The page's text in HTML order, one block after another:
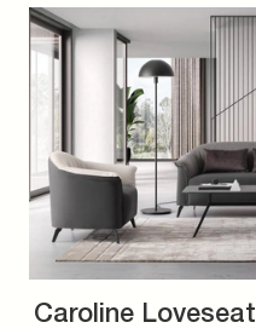
Caroline Loveseat